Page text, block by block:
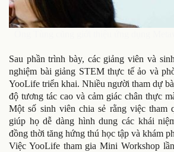
Sau phần trình bày, các giảng viên và
nghiệm bài giảng STEM thực tế ảo và
YooLife triển khai. Nhiều người tham dự
độ tương tác cao và cảm giác chân thực
Một số sinh viên chia sẻ rằng việc tham
giúp họ dễ dàng hình dung các khái
đồng thời tăng hứng thú học tập và khám
Việc YooLife tham gia Mini Workshop